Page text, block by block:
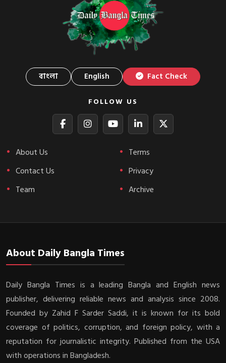
বাংলা English Fact Check
FOLLOW US
About Us
Contact Us
Team
Terms
Privacy
Archive
About Daily Bangla Times
Daily Bangla Times is a leading Bangla and English news
publisher, delivering reliable news and analysis since 2008.
Founded by Zahid F Sarder Saddi, it is known for its bold
coverage of politics, corruption, and foreign policy, with a
reputation for journalistic integrity. Published from the USA
with operations in Bangladesh.